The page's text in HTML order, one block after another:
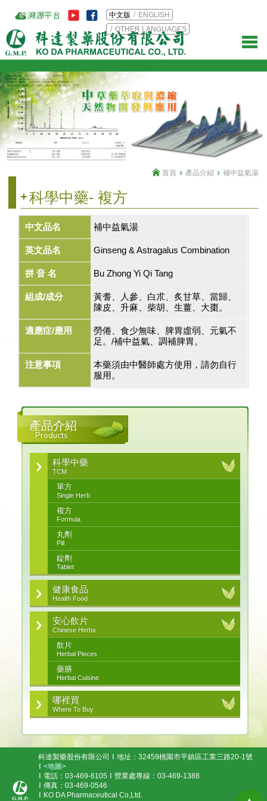
中文版
ENGLISH
OTHER LANGUAGES
科學中藥- 複方
首頁 產品介紹 補中益氣湯
中文品名 補中益氣湯
英文品名 Ginseng & Astragalus Combination
拼 音 名 Bu Zhong Yi Qi Tang
組成/成分
黃耆、人參、白朮、炙甘草、當歸、
陳皮、升麻、柴胡、生薑、大棗。
適應症/應用
勞倦、食少無味、脾胃虛弱、元氣不
足。/補中益氣、調補脾胃。
注意事項
本藥須由中醫師處方使用，請勿自行
服用。
產品介紹
Products
科學中藥
TCM
單方
Single Herb
複方
Formula
丸劑
Pill
錠劑
Tablet
健康食品
Health Food
安心飲片
Chinese Herbs
飲片
Herbal Pieces
藥膳
Herbal Cuisine
哪裡買
Where To Buy
科達製藥股份有限公司
地址：32459桃園市平鎮區工業三路20-1號
<地圖>
電話：03-469-6105
營業處專線：03-469-1388
傳真：03-469-0546
KO DA Pharmaceutical Co,Ltd.